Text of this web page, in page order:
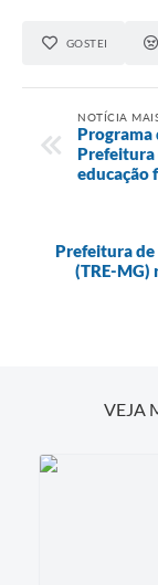
GOSTEI
NOTÍCIA
Programa
Prefeitura
educação
Prefeitura
(TRE-MG)
VEJA